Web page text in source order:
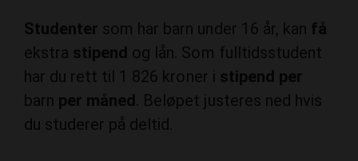
Studenter som har barn under 16 år, kan få
ekstra stipend og lån. Som fulltidsstudent
har du rett til 1 826 kroner i stipend per
barn per måned . Beløpet justeres ned hvis
du studerer på deltid.